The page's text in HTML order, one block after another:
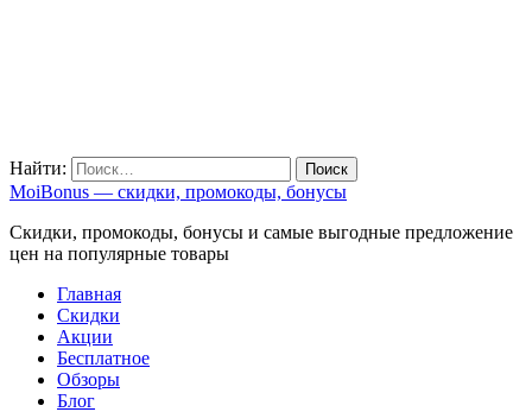
Найти:
MoiBonus — скидки, промокоды, бонусы
Скидки, промокоды, бонусы и самые выгодные предложение
цен на популярные товары
Главная
Скидки
Акции
Бесплатное
Обзоры
Блог